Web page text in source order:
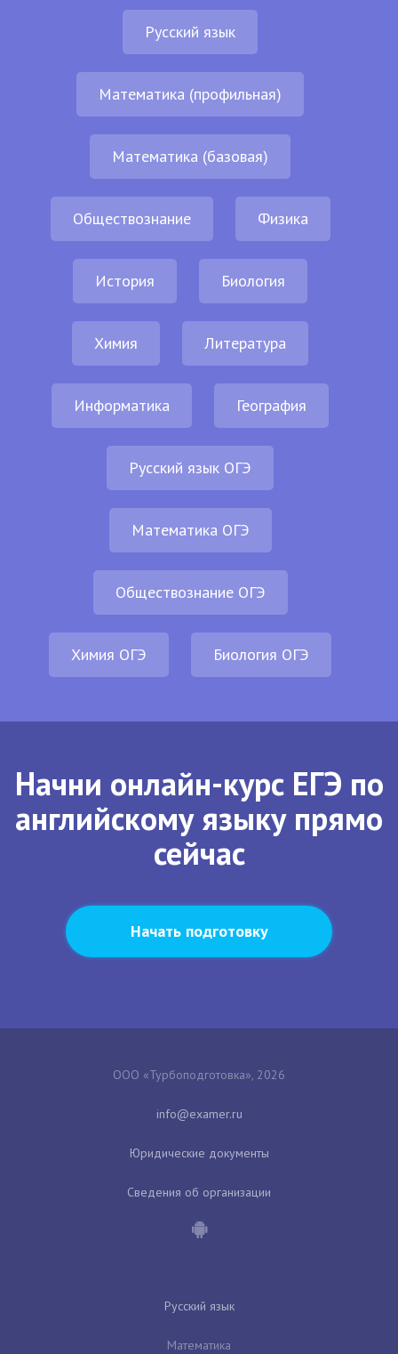
Русский язык
Математика (профильная)
Математика (базовая)
Обществознание Физика
История Биология
Химия Литература
Информатика География
Русский язык ОГЭ
Математика ОГЭ
Обществознание ОГЭ
Химия ОГЭ Биология ОГЭ
Начни онлайн-курс ЕГЭ по
английскому языку прямо
сейчас
Начать подготовку
ООО «Турбоподготовка», 2026
Юридические документы
Сведения об организации
Русский язык
Математика